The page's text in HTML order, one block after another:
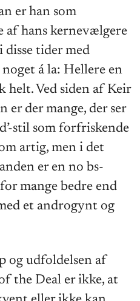
er han som
af hans kernevælgere
disse tider med
á la: Hellere en
helt. Ved siden af Keir
er der mange, der ser
stil som forfriskende
artig, men i det
er en no bs-
mange bedre end
et androgynt og
og udfoldelsen af
the Deal er ikke, at